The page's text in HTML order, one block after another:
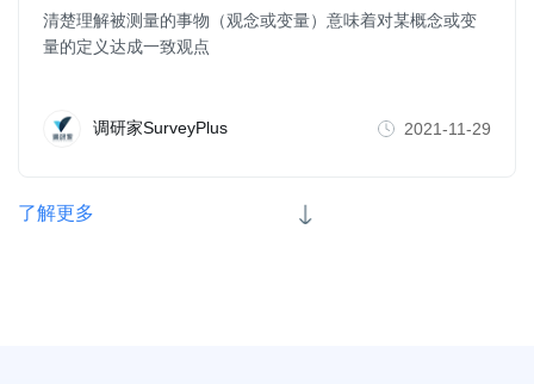
清楚理解被测量的事物（观念或变量）意味着对某概念或变
量的定义达成一致观点
调研家SurveyPlus 2021-11-29
了解更多